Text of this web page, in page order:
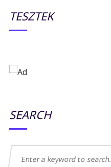
TESZTEK
SEARCH